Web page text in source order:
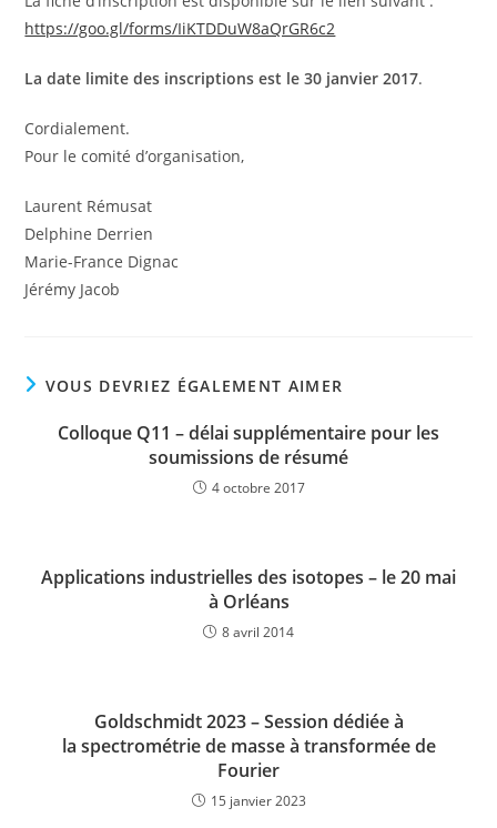
https://goo.gl/forms/IiKTDDuW8aQrGR6c2
La date limite des inscriptions est le 30 janvier 2017.
Cordialement.
Pour le comité d’organisation,
Laurent Rémusat
Delphine Derrien
Marie-France Dignac
Jérémy Jacob
VOUS DEVRIEZ ÉGALEMENT AIMER
Colloque Q11 – délai supplémentaire pour les
soumissions de résumé
4 octobre 2017
Applications industrielles des isotopes – le 20 mai
à Orléans
8 avril 2014
Goldschmidt 2023 – Session dédiée à
la spectrométrie de masse à transformée de
Fourier
15 janvier 2023